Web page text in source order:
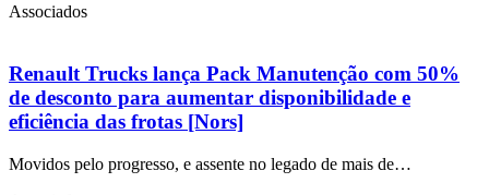
Associados
Renault Trucks lança Pack Manutenção com 50%
de desconto para aumentar disponibilidade e
eficiência das frotas [Nors]
Movidos pelo progresso, e assente no legado de mais de…